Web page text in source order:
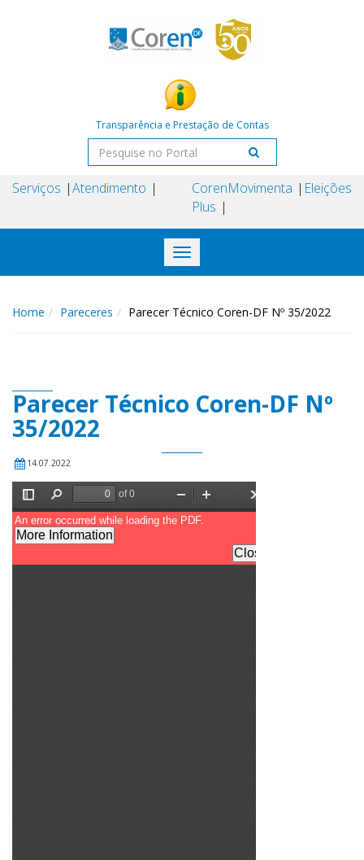
Transparência e Prestação de Contas
Serviços Atendimento
Coren
Plus
Movimenta Eleições
Toggle
navigation
Home Pareceres Parecer Técnico Coren-DF Nº 35/2022
Parecer Técnico Coren-DF Nº
35/2022
14.07.2022